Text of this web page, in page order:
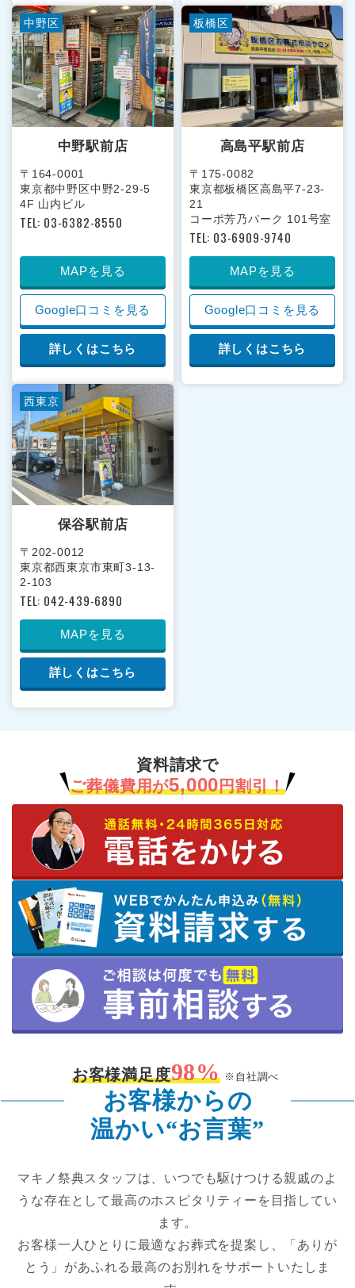
中野区
中野駅前店
〒164-0001
東京都中野区中野2-29-5
4F 山内ビル
TEL: 03-6382-8550
MAPを見る
Google口コミを見る
詳しくはこちら
板橋区
高島平駅前店
〒175-0082
東京都板橋区高島平7-23-
21
コーポ芳乃パーク 101号室
TEL: 03-6909-9740
MAPを見る
Google口コミを見る
詳しくはこちら
西東京
保谷駅前店
〒202-0012
東京都西東京市東町3-13-
2-103
TEL: 042-439-6890
MAPを見る
詳しくはこちら
資料請求で
ご葬儀費用が5,000円割引！
お客様満足度98% ※自社調べ
お客様からの
温かい“お言葉”
マキノ祭典スタッフは、いつでも駆けつける親戚のよ
うな存在として最高のホスピタリティーを目指してい
ます。
お客様一人ひとりに最適なお葬式を提案し、「ありが
とう」があふれる最高のお別れをサポートいたしま